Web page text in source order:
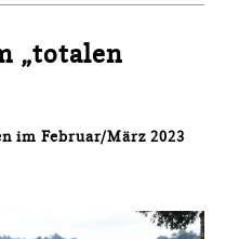
„totalen
im Februar/März 2023